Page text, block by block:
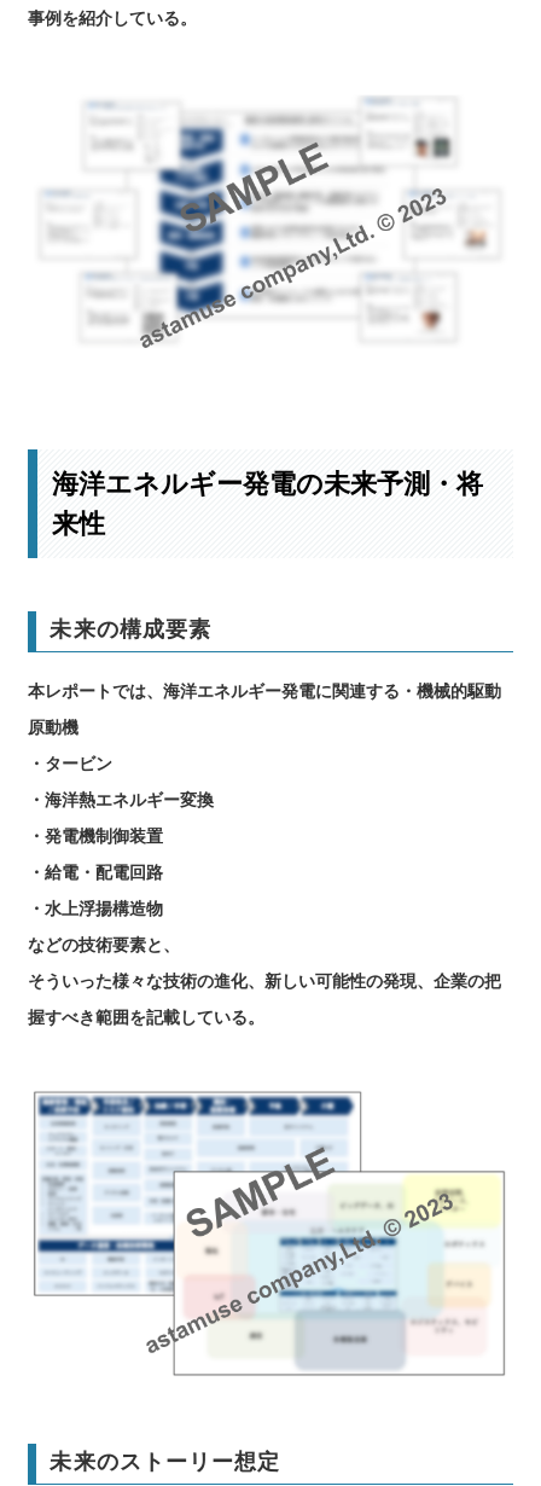
事例を紹介している。
海洋エネルギー発電の未来予測・将
来性
未来の構成要素
本レポートでは、海洋エネルギー発電に関連する・機械的駆動
原動機
・タービン
・海洋熱エネルギー変換
・発電機制御装置
・給電・配電回路
・水上浮揚構造物
などの技術要素と、
そういった様々な技術の進化、新しい可能性の発現、企業の把
握すべき範囲を記載している。
未来のストーリー想定